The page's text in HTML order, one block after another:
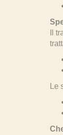
Il
Le